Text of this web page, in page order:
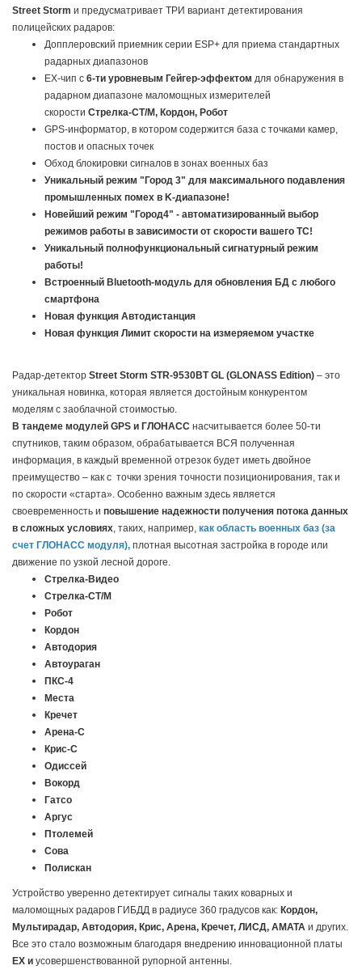
Street Storm и предусматривает ТРИ вариант детектирования
полицейских радаров:
Допплеровский приемник серии ESP+ для приема стандартных
радарных диапазонов
EX-чип с 6-ти уровневым Гейгер-эффектом для обнаружения в
радарном диапазоне маломощных измерителей
скорости Стрелка-СТ/М, Кордон, Робот
GPS-информатор, в котором содержится база с точками камер,
постов и опасных точек
Обход блокировки сигналов в зонах военных баз
Уникальный режим "Город 3" для максимального подавления
промышленных помех в K-диапазоне!
Новейший режим "Город4" - автоматизированный выбор
режимов работы в зависимости от скорости вашего ТС!
Уникальный полнофункциональный сигнатурный режим
работы!
Встроенный Bluetooth-модуль для обновления БД с любого
смартфона
Новая функция Автодистанция
Новая функция Лимит скорости на измеряемом участке
Радар-детектор Street Storm STR-9530BT GL (GLONASS Edition) – это
уникальная новинка, которая является достойным конкурентом
моделям с заоблачной стоимостью.
В тандеме модулей GPS и ГЛОНАСС насчитывается более 50-ти
спутников, таким образом, обрабатывается ВСЯ полученная
информация, в каждый временной отрезок будет иметь двойное
преимущество – как с точки зрения точности позиционирования, так и
по скорости «старта». Особенно важным здесь является
своевременность и повышение надежности получения потока данных
в сложных условиях, таких, например, как область военных баз (за
счет ГЛОНАСС модуля), плотная высотная застройка в городе или
движение по узкой лесной дороге.
Стрелка-Видео
Стрелка-СТ/М
Робот
Кордон
Автодория
Автоураган
ПКС-4
Места
Кречет
Арена-С
Крис-С
Одиссей
Вокорд
Гатсо
Аргус
Птолемей
Сова
Полискан
Устройство уверенно детектирует сигналы таких коварных и
маломощных радаров ГИБДД в радиусе 360 градусов как: Кордон,
Мультирадар, Автодория, Крис, Арена, Кречет, ЛИСД, АМАТА и других.
Все это стало возможным благодаря внедрению инновационной платы
EX и усовершенствованной рупорной антенны.